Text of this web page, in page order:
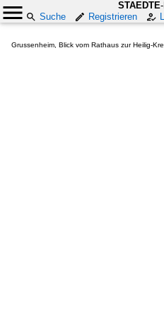
STAEDTE
Suche
Registrieren
Grussenheim, Blick vom Rathaus zur Heilig-